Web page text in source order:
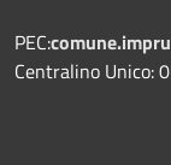
PEC:
Centralino Unico: